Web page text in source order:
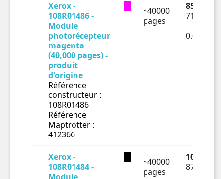
Xerox -
108R01486 -
Module
photorécepteur
magenta
(40,000 pages) -
produit
d'origine
Référence
constructeur :
108R01486
Référence
Maptrotter :
412366
~40000
pages
85.31 €
71.09 €
Xerox -
108R01484 -
Module
~40000
pages
105.16 €
87.63 €